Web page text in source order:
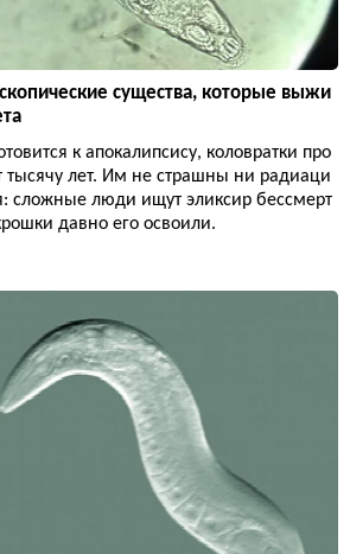
существа, которые выжи
к апокалипсису, коловратки про
тысячу лет. Им не страшны ни радиаци
сложные люди ищут эликсир бессмерт
давно его освоили.